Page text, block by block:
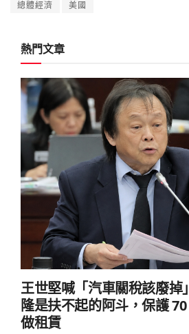
總體經濟 美國
熱門文章
王世堅喊「汽車關稅該廢掉
隆是扶不起的阿斗，保護
做租賃